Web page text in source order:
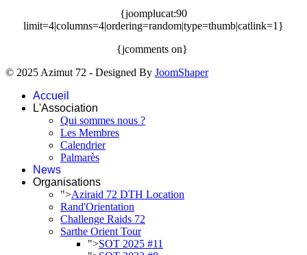
{joomplucat:90
limit=4|columns=4|ordering=random|type=thumb|catlink=1}
{jcomments on}
© 2025 Azimut 72 - Designed By JoomShaper
Accueil
L'Association
Qui sommes nous ?
Les Membres
Calendrier
Palmarès
News
Organisations
">Aziraid 72 DTH Location
Rand'Orientation
Challenge Raids 72
Sarthe Orient Tour
">SOT 2025 #11